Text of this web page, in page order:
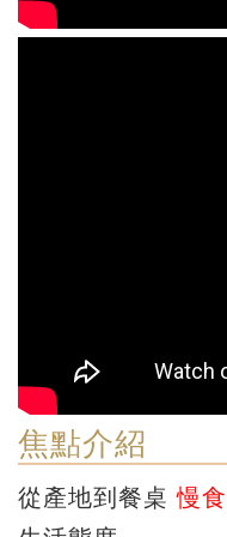
焦點介紹
從產地到餐桌慢食